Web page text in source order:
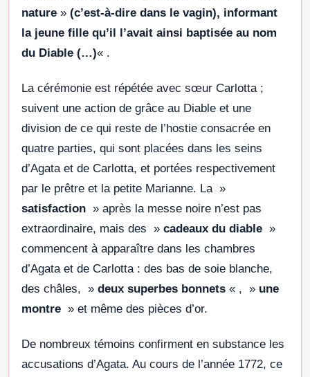
nature » (c’est-à-dire dans le vagin), informant
la jeune fille qu’il l’avait ainsi baptisée au nom
du Diable (…)« .
La cérémonie est répétée avec sœur Carlotta ;
suivent une action de grâce au Diable et une
division de ce qui reste de l’hostie consacrée en
quatre parties, qui sont placées dans les seins
d’Agata et de Carlotta, et portées respectivement
par le prêtre et la petite Marianne. La »
satisfaction » après la messe noire n’est pas
extraordinaire, mais des » cadeaux du diable »
commencent à apparaître dans les chambres
d’Agata et de Carlotta : des bas de soie blanche,
des châles, » deux superbes bonnets « , » une
montre » et même des pièces d’or.
De nombreux témoins confirment en substance les
accusations d’Agata. Au cours de l’année 1772, ce